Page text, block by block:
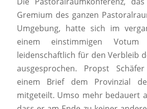
Gremium des ganzen
Umgebung, hatte sich im
einem einstimmigen
leidenschaftlich für den Verbleib
ausgesprochen. Propst
einem Brief dem Provinzial
mitgeteilt. Umso mehr bedauert